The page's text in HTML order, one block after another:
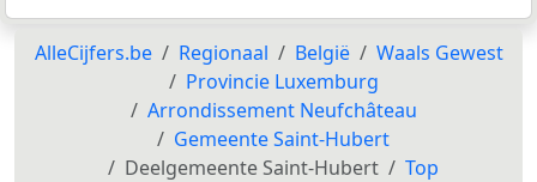
AlleCijfers.be Regionaal België
Waals Gewest
Provincie Luxemburg
Arrondissement Neufchâteau
Gemeente Saint-Hubert
Deelgemeente Saint-Hubert
Top